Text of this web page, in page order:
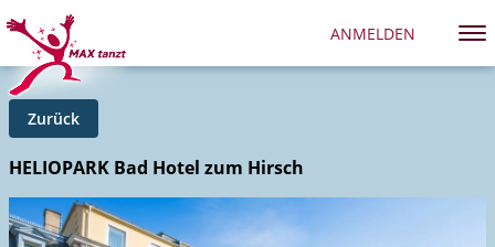
ANMELDEN
Zurück
HELIOPARK Bad Hotel zum Hirsch